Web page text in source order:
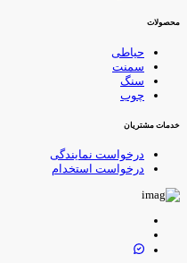
حیاطی
سمنت
سنگ
چوب
مشتریان
درخواست نمایندگی
درخواست استخدام